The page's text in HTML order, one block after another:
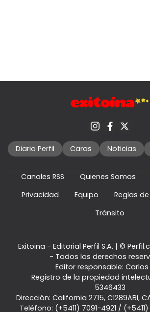
Diario Perfil Caras Noticias
Canales RSS Quienes Somos
Privacidad
Equipo
Reglas
Tránsito
Exitoina - Editorial Perfil S.A. | ©
- Todos los derechos
Editor responsable: Carlos
Registro de la propiedad
5346433
Dirección: California 2715, C1289ABI,
Teléfono: (+5411) 7091-4921 /